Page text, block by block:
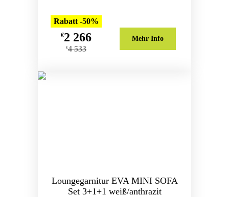
Rabatt -50%
€2 266
€4 533
Mehr Info
Loungegarnitur EVA MINI SOFA
Set 3+1+1 weiß/anthrazit